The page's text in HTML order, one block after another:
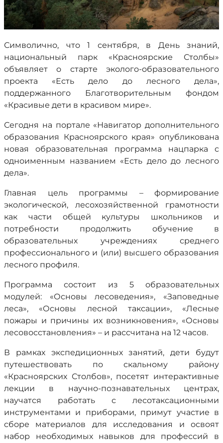
Символично, что 1 сентября, в День знаний,
национальный парк «Красноярские Столбы»
объявляет о старте эколого-образовательного
проекта «Есть дело до лесного дела»,
поддержанного Благотворительным фондом
«Красивые дети в красивом мире».
Сегодня на портале «Навигатор дополнительного
образования Красноярского края» опубликована
новая образовательная программа нацпарка с
одноименным названием «Есть дело до лесного
дела».
Главная цель программы – формирование
экологической, лесохозяйственной грамотности
как части общей культуры школьников и
потребности продолжить обучение в
образовательных учреждениях среднего
профессионального и (или) высшего образования
лесного профиля.
Программа состоит из 5 образовательных
модулей: «Основы лесоведения», «Заповедные
леса», «Основы лесной таксации», «Лесные
пожары и причины их возникновения», «Основы
лесовосстановления» – и рассчитана на 12 часов.
В рамках экспедиционных занятий, дети будут
путешествовать по скальному району
«Красноярских Столбов», посетят интерактивные
лекции в научно-познавательных центрах,
научатся работать с лесотаксационными
инструментами и приборами, примут участие в
сборе материалов для исследования и освоят
набор необходимых навыков для профессий в